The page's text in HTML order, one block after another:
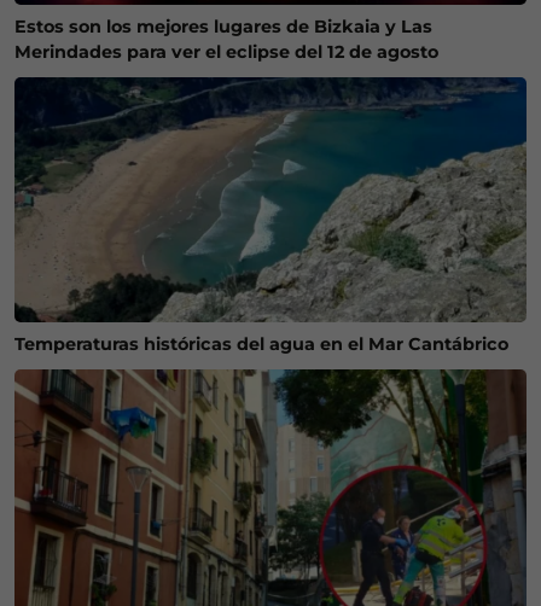
Estos son los mejores lugares de Bizkaia y Las
Merindades para ver el eclipse del 12 de agosto
Temperaturas históricas del agua en el Mar Cantábrico